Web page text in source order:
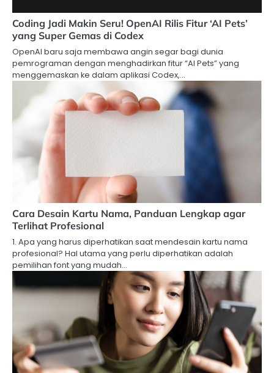
Coding Jadi Makin Seru! OpenAI Rilis Fitur ‘AI Pets’
yang Super Gemas di Codex
OpenAI baru saja membawa angin segar bagi dunia
pemrograman dengan menghadirkan fitur “AI Pets” yang
menggemaskan ke dalam aplikasi Codex,…
Cara Desain Kartu Nama, Panduan Lengkap agar
Terlihat Profesional
1. Apa yang harus diperhatikan saat mendesain kartu nama
profesional? Hal utama yang perlu diperhatikan adalah
pemilihan font yang mudah…